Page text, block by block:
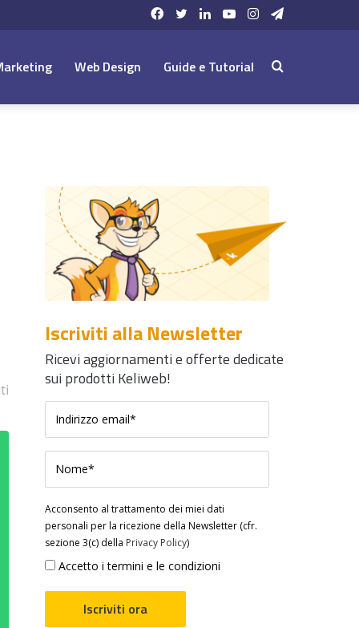
Telegram
Instagram
YouTube
LinkedIn
Twitter
Facebook
Web Design Guide e Tutorial Cerca:
Iscriviti alla Newsletter
Ricevi aggiornamenti e offerte dedicate
sui prodotti Keliweb!
Acconsento al trattamento dei miei dati
personali per la ricezione della Newsletter (cfr.
sezione 3(c) della Privacy Policy)
Accetto i termini e le condizioni